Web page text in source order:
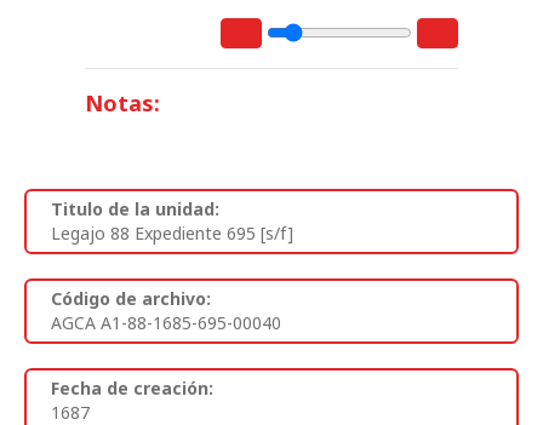
Notas:
Titulo de la unidad:
Legajo 88 Expediente 695 [s/f]
Código de archivo:
AGCA A1-88-1685-695-00040
Fecha de creación:
1687